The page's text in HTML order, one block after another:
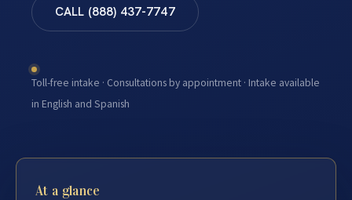
CALL (888) 437-7747
Toll-free intake · Consultations by appointment · Intake available
in English and Spanish
At a glance